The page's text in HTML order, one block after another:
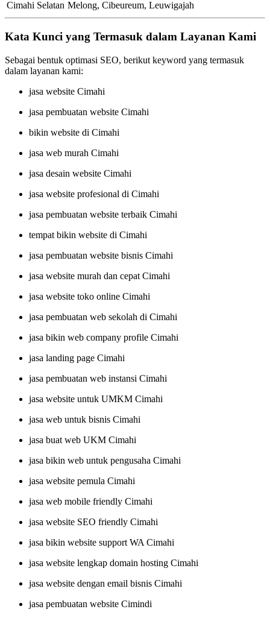
Cimahi Selatan Melong, Cibeureum, Leuwigajah
Kata Kunci yang Termasuk dalam Layanan Kami
Sebagai bentuk optimasi SEO, berikut keyword yang termasuk
dalam layanan kami:
jasa website Cimahi
jasa pembuatan website Cimahi
bikin website di Cimahi
jasa web murah Cimahi
jasa desain website Cimahi
jasa website profesional di Cimahi
jasa pembuatan website terbaik Cimahi
tempat bikin website di Cimahi
jasa pembuatan website bisnis Cimahi
jasa website murah dan cepat Cimahi
jasa website toko online Cimahi
jasa pembuatan web sekolah di Cimahi
jasa bikin web company profile Cimahi
jasa landing page Cimahi
jasa pembuatan web instansi Cimahi
jasa website untuk UMKM Cimahi
jasa web untuk bisnis Cimahi
jasa buat web UKM Cimahi
jasa bikin web untuk pengusaha Cimahi
jasa website pemula Cimahi
jasa web mobile friendly Cimahi
jasa website SEO friendly Cimahi
jasa bikin website support WA Cimahi
jasa website lengkap domain hosting Cimahi
jasa website dengan email bisnis Cimahi
jasa pembuatan website Cimindi